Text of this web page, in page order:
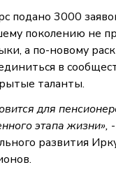
подано 3000
поколению не
а по-новому
в
таланты.
для
этапа жизни»,
развития